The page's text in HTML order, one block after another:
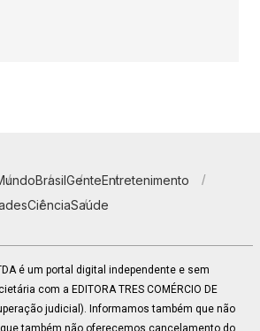
BrasilGenteEntretenimento
CiênciaSaúde
é um portal digital independente e sem
com a EDITORA TRES COMÉRCIO DE
judicial). Informamos também que não
também não oferecemos cancelamento do